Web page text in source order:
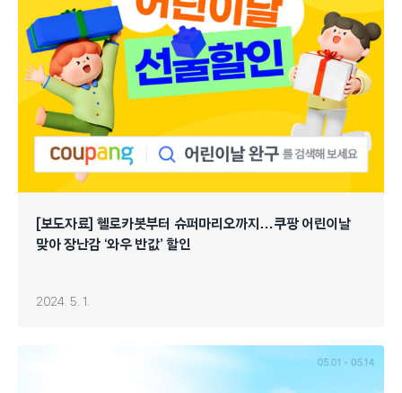
[보도자료] 헬로카봇부터 슈퍼마리오까지…쿠팡 어린이날
맞아 장난감 ‘와우 반값’ 할인
2024. 5. 1.